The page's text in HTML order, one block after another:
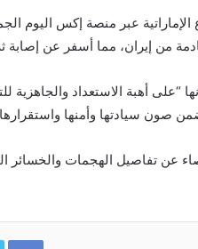
الإماراتية عبر منصة ​إكس اليوم
من إيران، مما ​أسفر عن
“على أهبة الاستعداد
صون سيادتها وأمنها
عن تفاصيل الهجمات والخسائر